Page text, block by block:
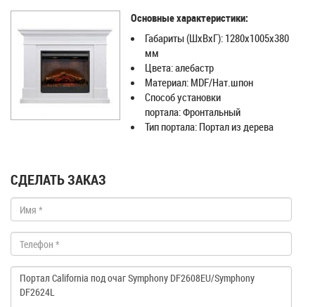
Основные характеристики:
Габариты (ШхВхГ): 1280х1005х380
мм
Цвета: алебастр
Материал: MDF/Нат.шпон
Способ установки
портала: Фронтальный
Тип портала: Портал из дерева
СДЕЛАТЬ ЗАКАЗ